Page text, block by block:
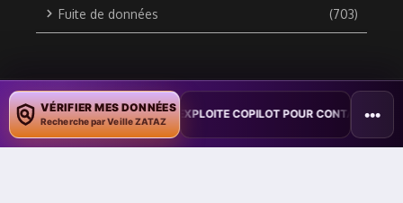
Fuite de données (703)
Copyright © 2010 / 2026 DATA SECURITY BREACH - Groupe
ZATAZ Média
VÉRIFIER MES DONNÉES
Recherche par Veille ZATAZ
: UN VER WORD EXPLOITE COPILOT POUR CONTAMINER DES •••